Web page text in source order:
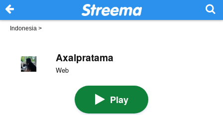
Indonesia >
Axalpratama
Web
Play